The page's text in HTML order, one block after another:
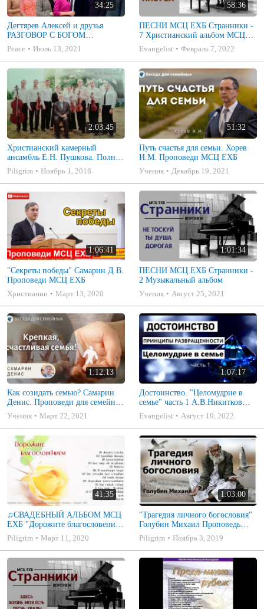
34:25
Дегтярев Алексей и друзья
РАЗГОВОР С БОГОМ
Христианские песни МСЦ ЕХБ
2021 (7я)
Peace Июль 13, 2021
58:36
ПЕСНИ МСЦ ЕХБ Странники -
7 Христианский альбом МСЦ
ЕХБ
Evangelist Февраль 7, 2022
2:03:45
Христианский камерный
ансамбль Е.Н. Пушкова. Полное
собрание
Piligrim Ноябрь 1, 2018
51:32
Путь счастья для семьи. Хорев
И.М. Проповеди МСЦ ЕХБ
Ученик
Декабрь 19, 2021
1:06:41
"Секреты победы" Самарин Д.В.
Проповеди МСЦ ЕХБ
Христианин
Март 13, 2020
1:01:34
ПЕСНИ МСЦ ЕХБ Странники -
2 Музыкальный альбом
Ученик
Август 25, 2021
1:12:13
Как созидать семью? Самарин
Денис. Проповеди для семейных
МСЦ ЕХБ
Ученик Март 22, 2021
1:07:17
Достоинство. "Целомудрие в
семье" часть 1 А.В.Никитков
Беседа для семейных МСЦ ЕХБ
Evangelist Август 19, 2022
41:35
♫СВАДЕБНЫЙ АЛЬБОМ МСЦ
ЕХБ "Дорожите благословением
- Христианские песни.
Музыкальный диск. Псалмы
Piligrim Март 11, 2020
1:03:00
"Трагедия личного богословия"
Голубин Михаил Проповедь
2019
Piligrim Ноябрь 3, 2019